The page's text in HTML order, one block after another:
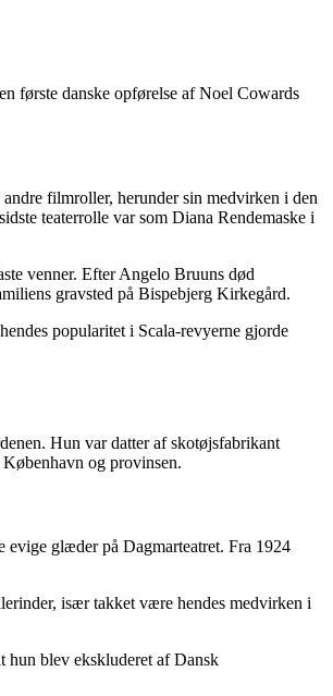
første danske opførelse af Noel Cowards
filmroller, herunder sin medvirken i den
teaterrolle var som Diana Rendemaske i
venner. Efter Angelo Bruuns død
gravsted på Bispebjerg Kirkegård.
popularitet i Scala-revyerne gjorde
Hun var datter af skotøjsfabrikant
og provinsen.
evige glæder på Dagmarteatret. Fra 1924
især takket være hendes medvirken i
hun blev ekskluderet af Dansk